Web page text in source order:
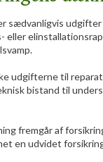
sædvanligvis udgifter
eller
udgifterne til
bistand til
fremgår af
en udvidet